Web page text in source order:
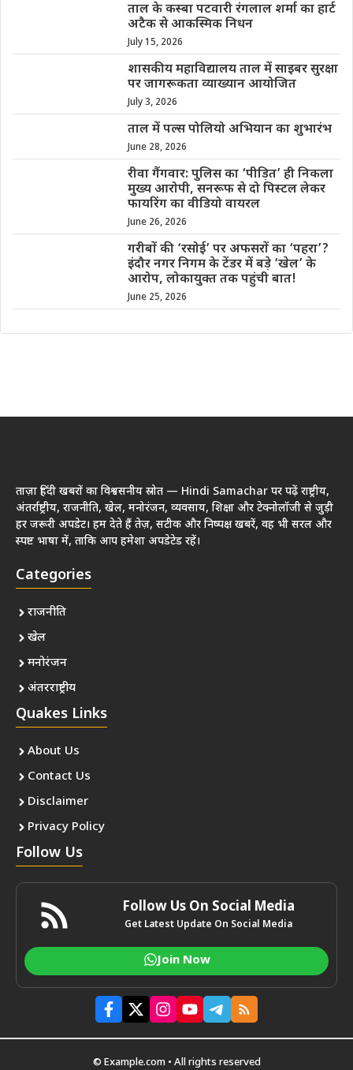
ताल के कस्बा पटवारी रंगलाल शर्मा का हार्ट
अटैक से आकस्मिक निधन
July 15, 2026
शासकीय महाविद्यालय ताल में साइबर सुरक्षा
पर जागरूकता व्याख्यान आयोजित
July 3, 2026
ताल में पल्स पोलियो अभियान का शुभारंभ
June 28, 2026
रीवा गैंगवार: पुलिस का ‘पीड़ित’ ही निकला
मुख्य आरोपी, सनरूफ से दो पिस्टल लेकर
फायरिंग का वीडियो वायरल
June 26, 2026
गरीबों की ‘रसोई’ पर अफसरों का ‘पहरा’?
इंदौर नगर निगम के टेंडर में बड़े ‘खेल’ के
आरोप, लोकायुक्त तक पहुंची बात!
June 25, 2026
ताज़ा हिंदी खबरों का विश्वसनीय स्रोत — Hindi Samachar पर पढ़ें राष्ट्रीय,
अंतर्राष्ट्रीय, राजनीति, खेल, मनोरंजन, व्यवसाय, शिक्षा और टेक्नोलॉजी से जुड़ी
हर जरूरी अपडेट। हम देते हैं तेज़, सटीक और निष्पक्ष खबरें, वह भी सरल और
स्पष्ट भाषा में, ताकि आप हमेशा अपडेटेड रहें।
Categories
राजनीति
खेल
मनोरंजन
अंतरराष्ट्रीय
Quakes Links
About Us
Contact Us
Disclaimer
Privacy Policy
Follow Us
Follow Us On Social Media
Get Latest Update On Social Media
Join Now
© Example.com • All rights reserved